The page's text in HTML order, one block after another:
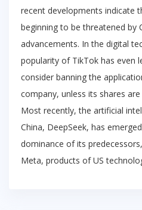
recent developments indicate
beginning to be threatened by
advancements. In the digital
popularity of TikTok has even
consider banning the
company, unless its shares
Most recently, the artificial
China, DeepSeek, has
dominance of its
Meta, products of US